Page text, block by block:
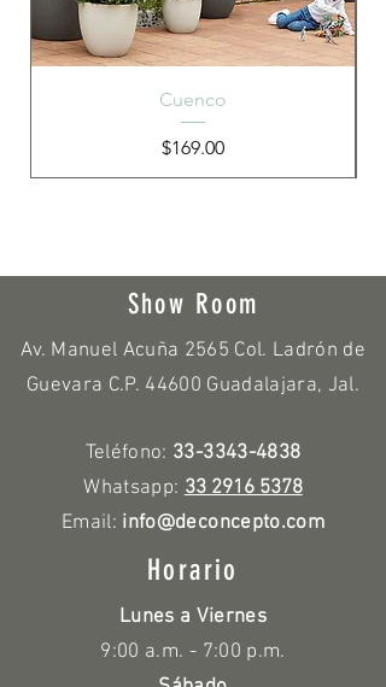
Cuenco
Precio
$169.00
Show Room
Av. Manuel Acuña 2565 Col. Ladrón de
Guevara C.P. 44600 Guadalajara, Jal.
Teléfono: 33-3343-4838
Whatsapp:33 2916 5378
Email: info@deconcepto.com
Horario
Lunes a Viernes
9:00 a.m. - 7:00 p.m.